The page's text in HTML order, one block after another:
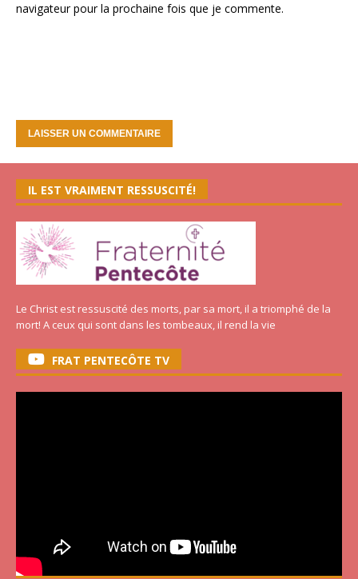
navigateur pour la prochaine fois que je commente.
IL EST VRAIMENT RESSUSCITÉ!
Le Christ est ressuscité des morts, par sa mort, il a triomphé de la
mort! A ceux qui sont dans les tombeaux, il rend la vie
FRAT PENTECÔTE TV